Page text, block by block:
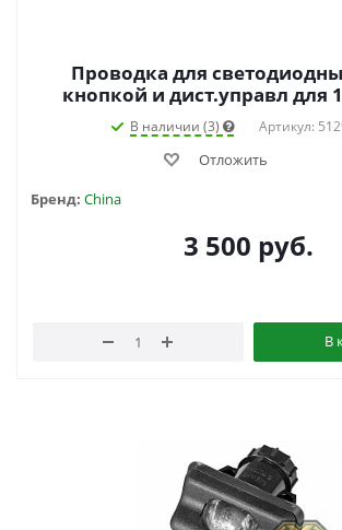
Проводка для
кнопкой и дист.управл для
В наличии (3) Артикул:
Отложить
Бренд: China
3 500 руб.
В